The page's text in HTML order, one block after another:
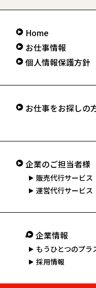
Home
お仕事情報
個人情報保護方針
お仕事をお探しの
企業のご担当者様
販売代行サービス
運営代行サービス
企業情報
もうひとつのプラ
採用情報